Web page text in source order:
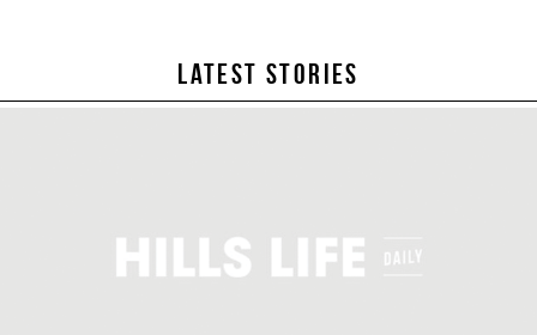
LATEST STORIES